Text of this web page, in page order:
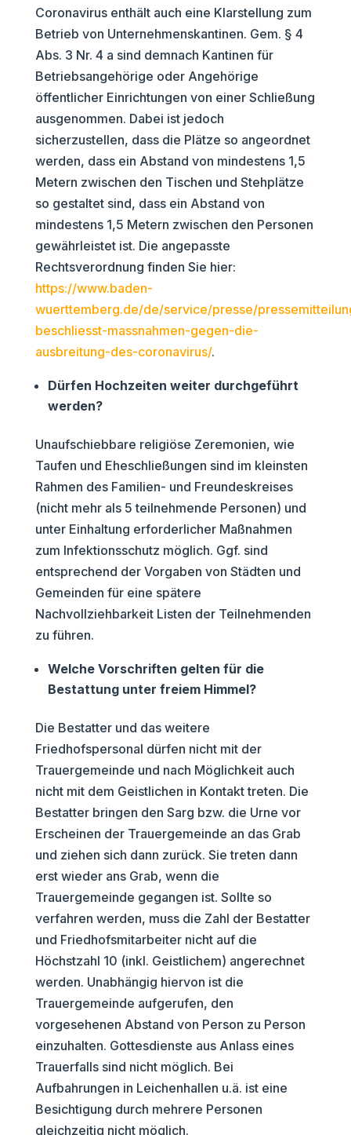
Coronavirus enthält auch eine Klarstellung zum
Betrieb von Unternehmenskantinen. Gem. § 4
Abs. 3 Nr. 4 a sind demnach Kantinen für
Betriebsangehörige oder Angehörige
öffentlicher Einrichtungen von einer Schließung
ausgenommen. Dabei ist jedoch
sicherzustellen, dass die Plätze so angeordnet
werden, dass ein Abstand von mindestens 1,5
Metern zwischen den Tischen und Stehplätze
so gestaltet sind, dass ein Abstand von
mindestens 1,5 Metern zwischen den Personen
gewährleistet ist. Die angepasste
Rechtsverordnung finden Sie hier:
https://www.baden-
wuerttemberg.de/de/service/presse/
beschliesst-massnahmen-gegen-die-
ausbreitung-des-coronavirus/.
Dürfen Hochzeiten weiter durchgeführt
werden?
Unaufschiebbare religiöse Zeremonien, wie
Taufen und Eheschließungen sind im kleinsten
Rahmen des Familien- und Freundeskreises
(nicht mehr als 5 teilnehmende Personen) und
unter Einhaltung erforderlicher Maßnahmen
zum Infektionsschutz möglich. Ggf. sind
entsprechend der Vorgaben von Städten und
Gemeinden für eine spätere
Nachvollziehbarkeit Listen der Teilnehmenden
zu führen.
Welche Vorschriften gelten für die
Bestattung unter freiem Himmel?
Die Bestatter und das weitere
Friedhofspersonal dürfen nicht mit der
Trauergemeinde und nach Möglichkeit auch
nicht mit dem Geistlichen in Kontakt treten. Die
Bestatter bringen den Sarg bzw. die Urne vor
Erscheinen der Trauergemeinde an das Grab
und ziehen sich dann zurück. Sie treten dann
erst wieder ans Grab, wenn die
Trauergemeinde gegangen ist. Sollte so
verfahren werden, muss die Zahl der Bestatter
und Friedhofsmitarbeiter nicht auf die
Höchstzahl 10 (inkl. Geistlichem) angerechnet
werden. Unabhängig hiervon ist die
Trauergemeinde aufgerufen, den
vorgesehenen Abstand von Person zu Person
einzuhalten. Gottesdienste aus Anlass eines
Trauerfalls sind nicht möglich. Bei
Aufbahrungen in Leichenhallen u.ä. ist eine
Besichtigung durch mehrere Personen
gleichzeitig nicht möglich.